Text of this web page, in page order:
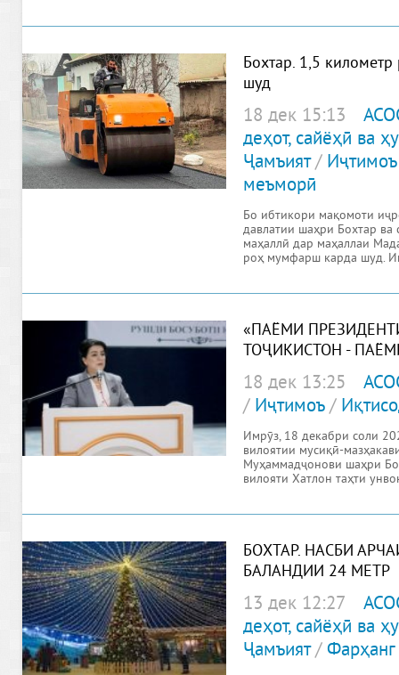
Бохтар. 1,5
шуд
18 дек 15:13
деҳот, сайёҳӣ ва
Ҷамъият/ Иҷтимоъ
меъморӣ
Бо ибтикори мақомоти
давлатии шаҳри Бохтар ва
маҳаллӣ дар маҳаллаи
роҳ мумфарш карда шуд.
«ПАЁМИ
ТОҶИКИСТОН -
КАФИЛИ ТАЪМИНИ
КИШВАР»
18 дек 13:25
/ Иҷтимоъ/
Имрӯз, 18 декабри соли
вилоятии мусиқӣ-
Муҳаммадҷонови шаҳри
вилояти Хатлон таҳти
БОХТАР. НАСБИ
БАЛАНДИИ 24 МЕТР
13 дек 12:27
деҳот, сайёҳӣ ва
Ҷамъият/Фарҳанг